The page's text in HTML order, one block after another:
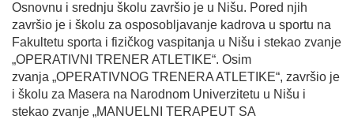
Osnovnu i srednju školu završio je u Nišu. Pored njih
završio je i školu za osposobljavanje kadrova u sportu na
Fakultetu sporta i fizičkog vaspitanja u Nišu i stekao zvanje
„OPERATIVNI TRENER ATLETIKE“. Osim
zvanja „OPERATIVNOG TRENERA ATLETIKE“, završio je
i školu za Masera na Narodnom Univerzitetu u Nišu i
stekao zvanje „MANUELNI TERAPEUT SA